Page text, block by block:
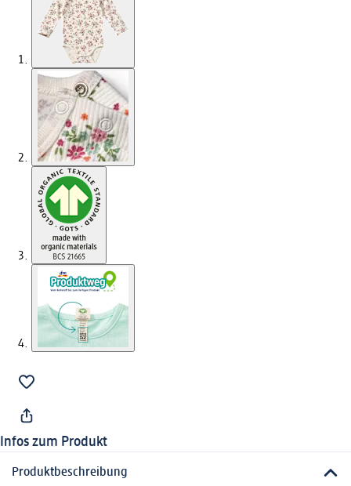
Infos zum Produkt
Produktbeschreibung